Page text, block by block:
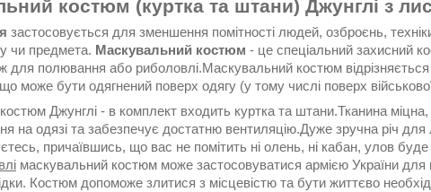
костюм (куртка та штани) Джунглі з
застосовується для зменшення помітності людей, озброєнь,
чи предмета. Маскувальний костюм - це спеціальний захисний
для полювання або риболовлі.Маскувальний костюм відрізняється
може бути одягнений поверх одягу (у тому числі поверх
Джунглі - в комплект входить куртка та штани.Тканина
на одязі та забезпечує достатню вентиляцію.Дуже зручна річ для
причаївшись, що вас не помітить ні олень, ні кабан, улов буде
маскувальний костюм може застосовуватися армією України для
Костюм допоможе злитися з місцевістю та бути життєво